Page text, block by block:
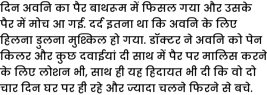
दिन अवनि का पैर बाथरूम में फिसल गया और उसके
पैर में मोच आ गई. दर्द इतना था ‌कि अवनि के लिए
हिलना डुलना मुश्किल हो गया. डॉक्टर ने अवनि को पेन
किलर और कुछ दवाईयां दी साथ में पैर पर मालिस करने
के लिए लोशन भी, साथ ही यह हिदायत भी दी कि वो दो
चार दिन घर पर ही रहे और ज्यादा चलने फिरने से बचे.